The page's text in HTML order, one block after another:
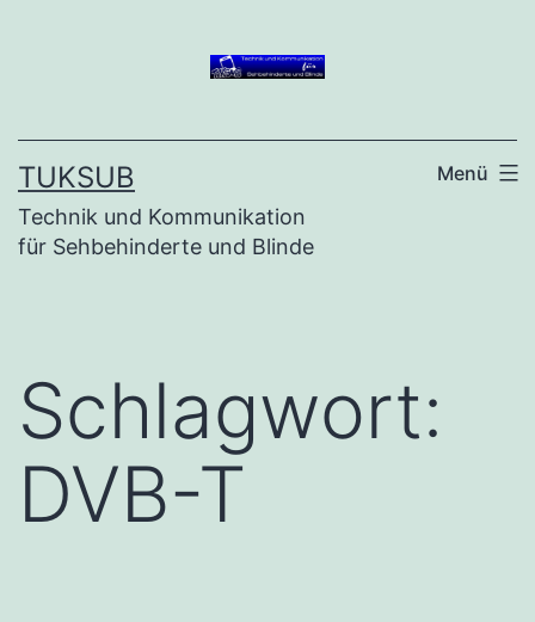
TUKSUB
Technik und Kommunikation
für Sehbehinderte und Blinde
Menü
Schlagwort:
DVB-T